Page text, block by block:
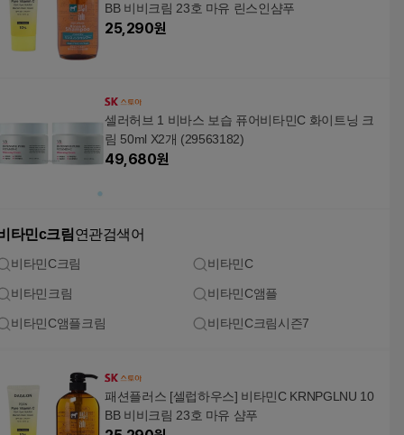
BB 비비크림 23호 마유 린스인샴푸
25,290원
셀러허브 1 비바스 보습 퓨어비타민C 화이트닝 크
림 50ml X2개 (29563182)
49,680원
타민c크림 연관검색어
비타민C크림 비타민C
비타민크림 비타민C앰플
비타민C앰플크림 비타민C크림시즌7
패션플러스 [셀럽하우스] 비타민C KRNPGLNU 10
BB 비비크림 23호 마유 샴푸